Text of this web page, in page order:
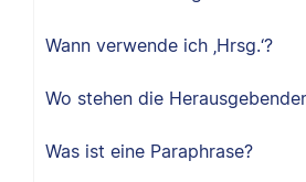
Wann verwende ich ‚Hrsg.‘?
Wo stehen die
Was ist eine Paraphrase?